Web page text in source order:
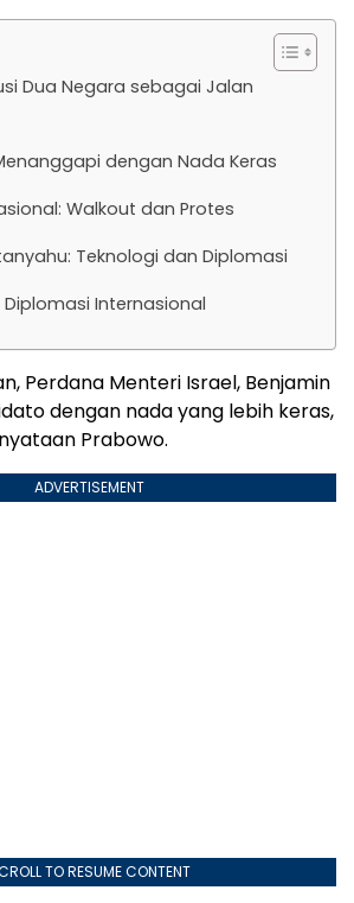
Dua Negara sebagai Jalan
dengan Nada Keras
Walkout dan Protes
Teknologi dan Diplomasi
Internasional
Perdana Menteri Israel, Benjamin
dengan nada yang lebih keras,
Prabowo.
ADVERTISEMENT
TO RESUME CONTENT